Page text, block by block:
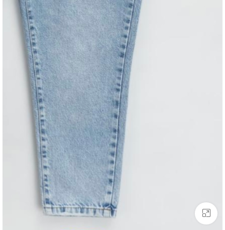
بزرگنمایی تصویر